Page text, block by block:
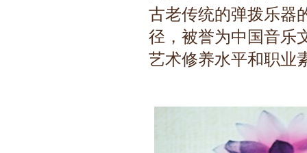
古老传统的弹拨乐器
径，被誉为中国音乐
艺术修养水平和职业